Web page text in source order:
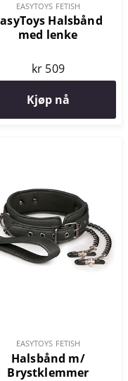
EASYTOYS FETISH
Halsbånd
med lenke
kr 509
Kjøp nå
EASYTOYS FETISH
Halsbånd m/
Brystklemmer